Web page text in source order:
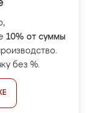
10% от суммы
без %.